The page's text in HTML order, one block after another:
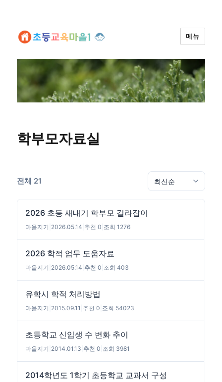
메뉴
학부모자료실
전체 21
2026 초등 새내기 학부모 길라잡이
마을지기 2026.05.14 추천 0 조회 1276
2026 학적 업무 도움자료
마을지기 2026.05.14 추천 0 조회 403
유학시 학적 처리방법
마을지기 2015.09.11 추천 0 조회 54023
초등학교 신입생 수 변화 추이
마을지기 2014.01.13 추천 0 조회 3981
2014학년도 1학기 초등학교 교과서 구성